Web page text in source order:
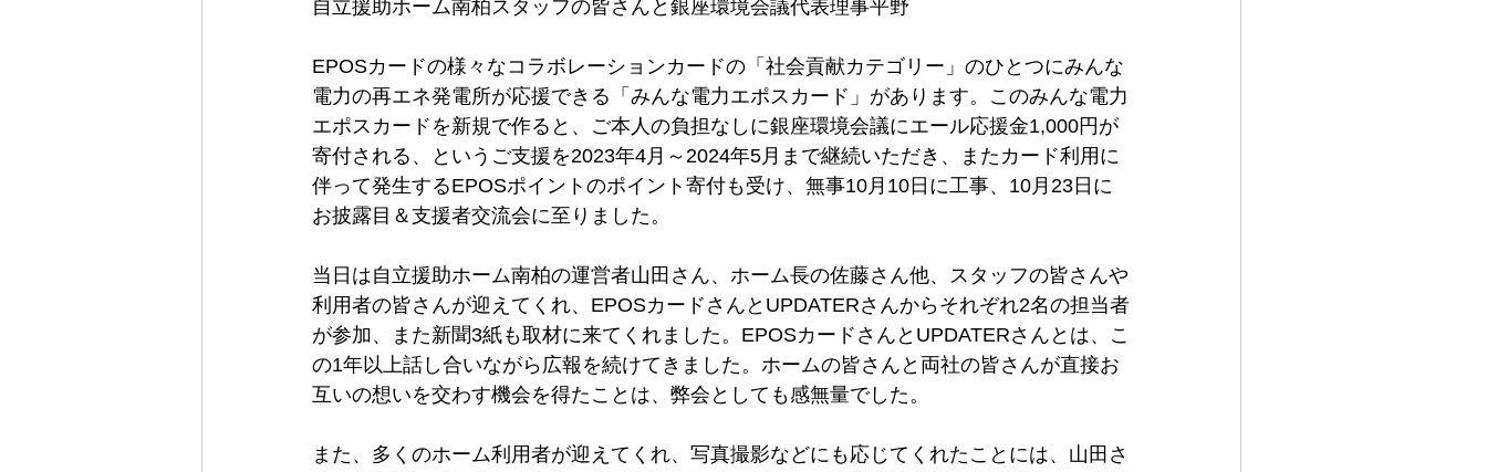
自立援助ホーム南柏スタッフの皆さんと銀座環境会議代表理事平野
EPOSカードの様々なコラボレーションカードの「社会貢献カテゴリー」のひとつにみんな
電力の再エネ発電所が応援できる「みんな電力エポスカード」があります。このみんな電力
エポスカードを新規で作ると、ご本人の負担なしに銀座環境会議にエール応援金1,000円が
寄付される、というご支援を2023年4月～2024年5月まで継続いただき、またカード利用に
伴って発生するEPOSポイントのポイント寄付も受け、無事10月10日に工事、10月23日に
お披露目＆支援者交流会に至りました。
当日は自立援助ホーム南柏の運営者山田さん、ホーム長の佐藤さん他、スタッフの皆さんや
利用者の皆さんが迎えてくれ、EPOSカードさんとUPDATERさんからそれぞれ2名の担当者
が参加、また新聞3紙も取材に来てくれました。EPOSカードさんとUPDATERさんとは、こ
の1年以上話し合いながら広報を続けてきました。ホームの皆さんと両社の皆さんが直接お
互いの想いを交わす機会を得たことは、弊会としても感無量でした。
また、多くのホーム利用者が迎えてくれ、写真撮影などにも応じてくれたことには、山田さ